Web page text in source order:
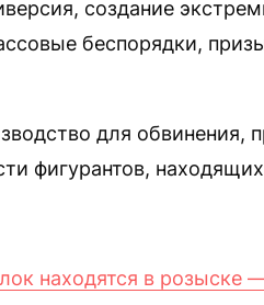
создание
беспорядки,
для обвинения,
фигурантов,
находятся в розыске